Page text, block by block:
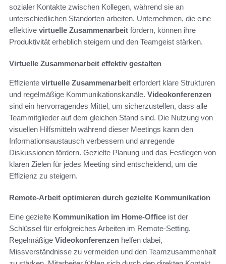
sozialer Kontakte zwischen Kollegen, während sie an
unterschiedlichen Standorten arbeiten. Unternehmen, die eine
effektive virtuelle Zusammenarbeit fördern, können ihre
Produktivität erheblich steigern und den Teamgeist stärken.
Virtuelle Zusammenarbeit effektiv gestalten
Effiziente virtuelle Zusammenarbeit erfordert klare Strukturen
und regelmäßige Kommunikationskanäle. Videokonferenzen
sind ein hervorragendes Mittel, um sicherzustellen, dass alle
Teammitglieder auf dem gleichen Stand sind. Die Nutzung von
visuellen Hilfsmitteln während dieser Meetings kann den
Informationsaustausch verbessern und anregende
Diskussionen fördern. Gezielte Planung und das Festlegen von
klaren Zielen für jedes Meeting sind entscheidend, um die
Effizienz zu steigern.
Remote-Arbeit optimieren durch gezielte Kommunikation
Eine gezielte Kommunikation im Home-Office ist der
Schlüssel für erfolgreiches Arbeiten im Remote-Setting.
Regelmäßige Videokonferenzen helfen dabei,
Missverständnisse zu vermeiden und den Teamzusammenhalt